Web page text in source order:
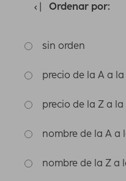
Ordenar por:
sin orden
precio de la A a la
precio de la Z a la
nombre de la A a
nombre de la Z a